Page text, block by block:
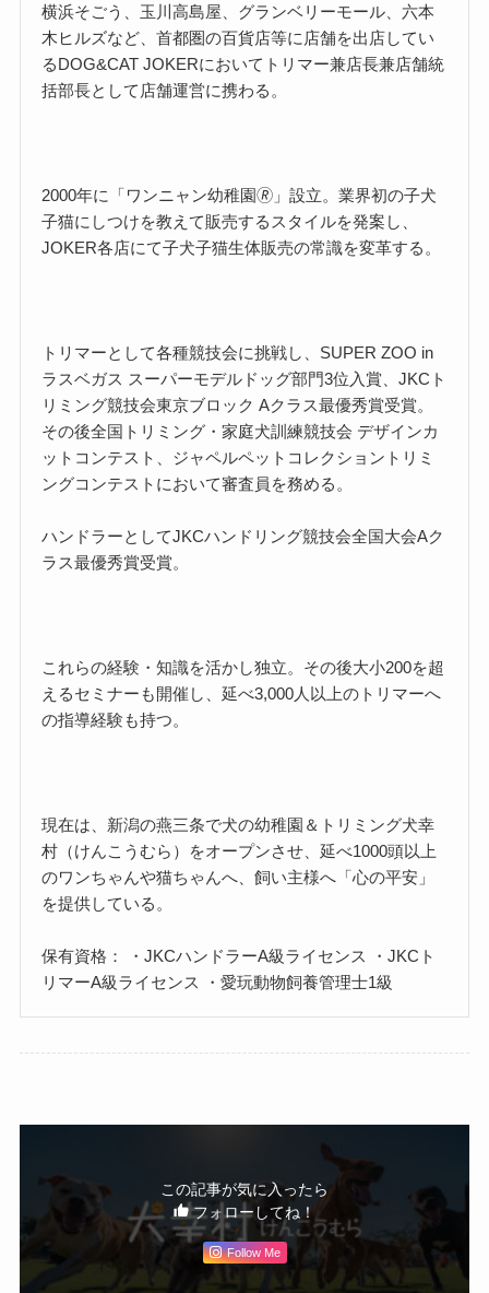
横浜そごう、玉川高島屋、グランベリーモール、六本
木ヒルズなど、首都圏の百貨店等に店舗を出店してい
るDOG&CAT JOKERにおいてトリマー兼店長兼店舗統
括部長として店舗運営に携わる。
2000年に「ワンニャン幼稚園🄬」設立。業界初の子犬
子猫にしつけを教えて販売するスタイルを発案し、
JOKER各店にて子犬子猫生体販売の常識を変革する。
トリマーとして各種競技会に挑戦し、SUPER ZOO in
ラスベガス スーパーモデルドッグ部門3位入賞、JKCト
リミング競技会東京ブロック Aクラス最優秀賞受賞。
その後全国トリミング・家庭犬訓練競技会 デザインカ
ットコンテスト、ジャペルペットコレクショントリミ
ングコンテストにおいて審査員を務める。
ハンドラーとしてJKCハンドリング競技会全国大会Aク
ラス最優秀賞受賞。
これらの経験・知識を活かし独立。その後大小200を超
えるセミナーも開催し、延べ3,000人以上のトリマーへ
の指導経験も持つ。
現在は、新潟の燕三条で犬の幼稚園＆トリミング犬幸
村（けんこうむら）をオープンさせ、延べ1000頭以上
のワンちゃんや猫ちゃんへ、飼い主様へ「心の平安」
を提供している。
保有資格： ・JKCハンドラーA級ライセンス ・JKCト
リマーA級ライセンス ・愛玩動物飼養管理士1級
この記事が気に入ったら
フォローしてね！
Follow Me